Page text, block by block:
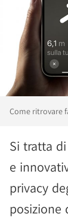
Come ritrovare
Si tratta
e
privacy
posizione